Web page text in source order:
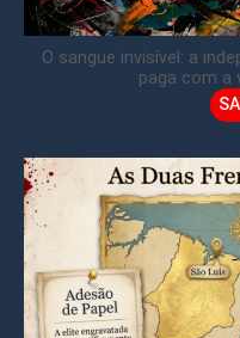
O sangue invisível: a
paga com a